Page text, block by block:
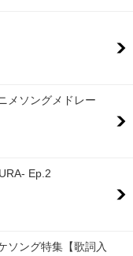
メソングメドレー
Ep.2
ソング特集【歌詞入